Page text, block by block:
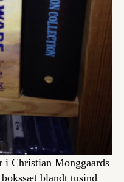
i Christian Monggaards
blandt tusind